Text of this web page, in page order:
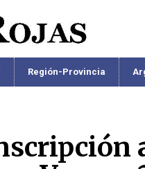
Región-Provincia